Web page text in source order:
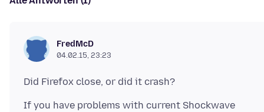
FredMcD
04.02.15, 23:23
If you have problems with current Shockwave